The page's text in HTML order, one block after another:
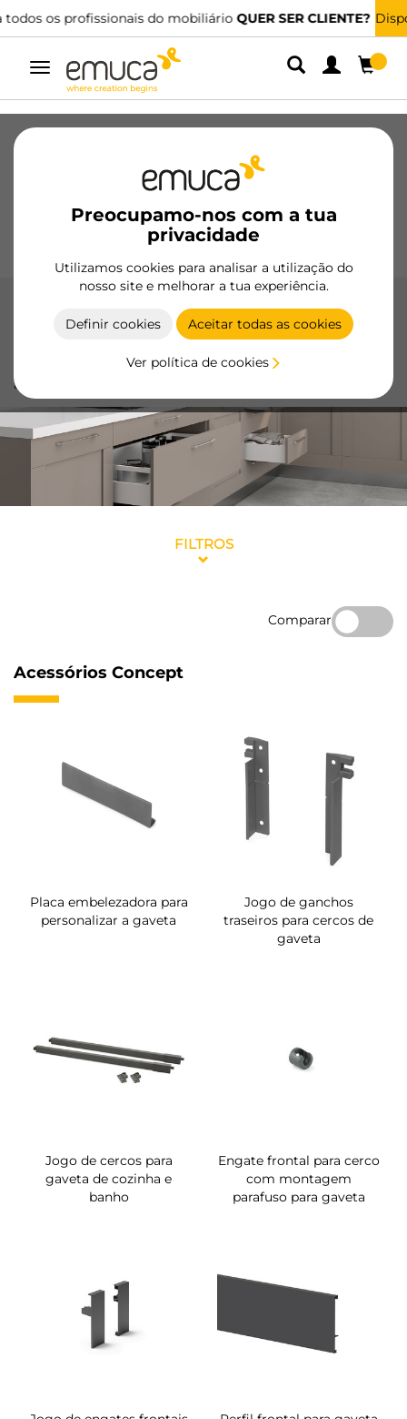
Dispomos de distribuidores especializados.ENCONTRAR O MAIS PRÓXIMO
Alternar
navegação
Preocupamo-nos com a tua
privacidade
Utilizamos cookies para analisar a utilização do
nosso site e melhorar a tua experiência.
Definir cookies Aceitar todas as cookies
Ver política de cookies
Dobradiças
Cozinha Montagem
Puxadores Bases Expositores
Acessórios Concept
funcionalidade e personalização das gavetas, com
acabamentos em branco e cinza antracite.
FILTROS
Comparar
Acessórios Concept
Placa embelezadora para
personalizar a gaveta
Jogo de ganchos
traseiros para cercos de
gaveta
Jogo de cercos para
gaveta de cozinha e
banho
Engate frontal para cerco
com montagem
parafuso para gaveta